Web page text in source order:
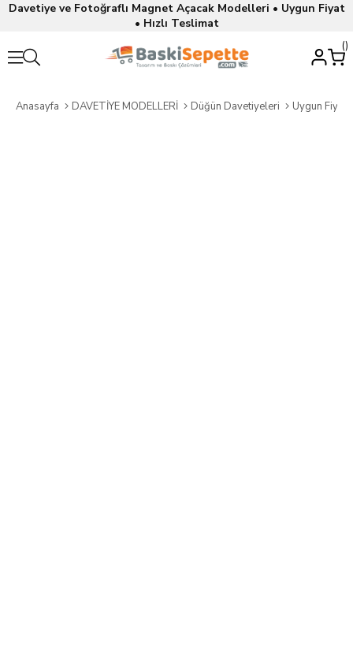
Davetiye ve Fotoğraflı Magnet Açacak Modelleri • Uygun Fiyat
• Hızlı Teslimat
Anasayfa DAVETİYE MODELLERİ Düğün Davetiyeleri Uygun